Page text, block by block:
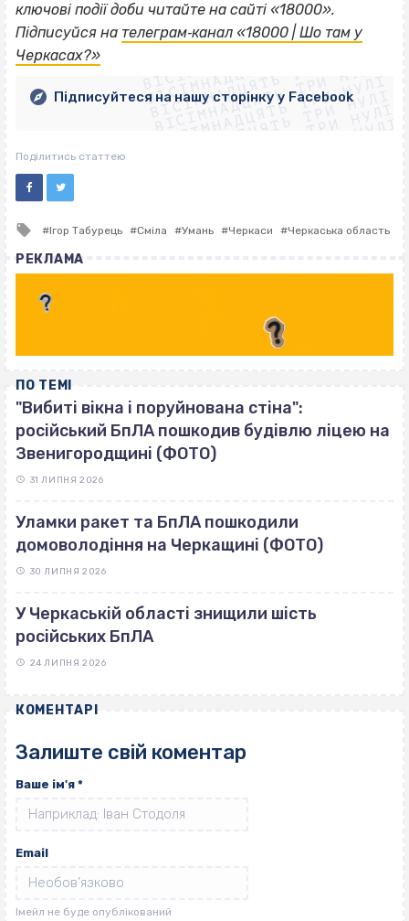
ключові події доби читайте на сайті «18000».
Підписуйся на телеграм‐канал «18000 | Шо там у
Черкасах?»
ВІСІМНАДЦЯТЬ ТРИ НУЛІ
ВІСІМНАДЦЯТЬ ТРИ НУЛІ
ВІСІМНАДЦЯТЬ ТРИ НУЛІ
ВІСІМНАДЦЯТЬ ТРИ НУЛІ
ВІСІМНАДЦЯТЬ ТРИ НУЛІ
ВІСІМНАДЦЯТЬ ТРИ НУЛІ
ВІСІМНАДЦЯТЬ ТРИ НУЛІ
ВІСІМНАДЦЯТЬ ТРИ НУЛІ
Підписуйтеся на нашу сторінку у Facebook
Поділитись статтею
Tagged
Ігор Табурець Сміла Умань Черкаси Черкаська область
РЕКЛАМА
ПО ТЕМІ
"Вибиті вікна і поруйнована стіна":
російський БпЛА пошкодив будівлю ліцею на
Звенигородщині (ФОТО)
31 ЛИПНЯ 2026
Уламки ракет та БпЛА пошкодили
домоволодіння на Черкащині (ФОТО)
30 ЛИПНЯ 2026
У Черкаській області знищили шість
російських БпЛА
24 ЛИПНЯ 2026
КОМЕНТАРІ
Залиште свій коментар
Ваше ім'я *
Email